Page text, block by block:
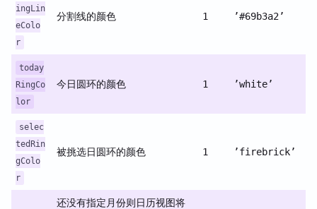
ingLin
eColo
r
分割线的颜色 1 ’#69b3a2’
today
RingCo
lor
今日圆环的颜色 1 ’white’
selec
tedRin
gColo
r
被挑选日圆环的颜色 1 ’firebrick’
还没有指定月份则日历视图将